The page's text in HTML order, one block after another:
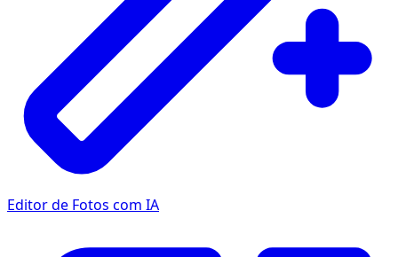
Editor de Fotos com IA